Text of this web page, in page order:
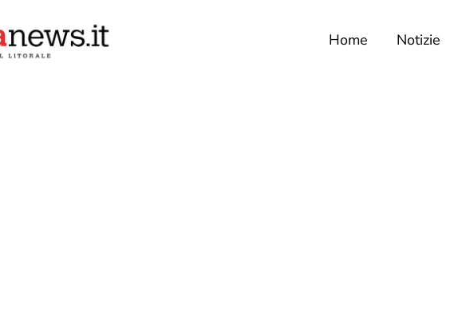
Home Notizie